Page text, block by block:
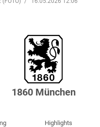
1860 München
Highlights